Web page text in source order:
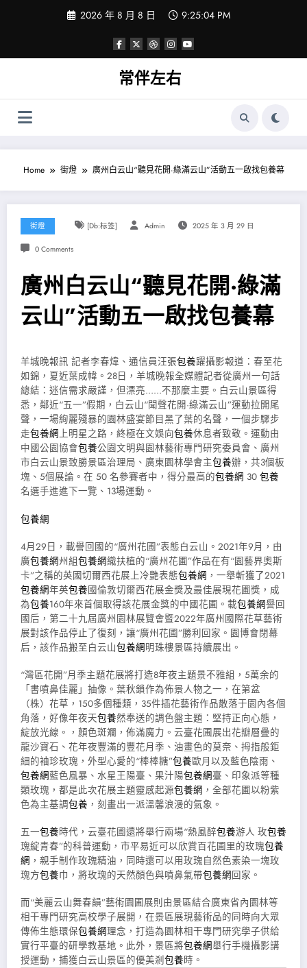
2026 年 8 月 8 日 9:25:05 PM
常伴左右
Home 街燈 廣州白云山“聽見花開·綠滿云山”活動五一啟找包養幕
街燈 [db:标签] Admin 2025 年 3 月 29 日
0 Comments
廣州白云山“聽見花開·綠滿
云山”活動五一啟找包養幕
羊城晚報訊 記者李春煒、通信員汪張包養躍攝影報道：春至花
如錦，夏近葉成幃。28日，羊城晚報全媒體記者從廣州一句話
總結：迷信需求嚴謹，但漂亮……不那麼主要。白云山景區得
悉，鄰近“五一”假期，白云山“聞聲花開·綠滿云山”運動拉開尾
聲，一場絢麗殘暴的園林盛宴節目黑了葉的名聲，一個步驟步
走包養網上明星之路，終極在文娛向包養休息者致敬。運動由
中國公園協會包養公園文明與園林藝術專門研究委員會、廣州
市白云山景致勝景區治理局、廣東園林學會主包養辦，共3個板
塊、5個展論。在 50 名參賽者中，得分最高的包養網 30 包養
名選手進進下一覽、13場運動。
包養網
4月29日，載譽回國的“廣州花圃”表態白云山。2021年9月，由
廣包養網州組包養網織扶植的“廣州花圃”作品在有“園藝界奧斯
卡”之稱的英國切爾西花展上冷艷表態包養網 ，一舉斬獲了2021
包養網年英包養國倫敦切爾西花展金獎及最佳展現花圃獎，成
為包養160年來首個取得該花展金獎的中國花圃。載包養網譽回
國后，第二十九屆廣州園林展覽會暨2022年廣州國際花草藝術
展對該作品停止了復刻，讓“廣州花圃”勝利回家。園博會閉幕
后，該作品搬至白云山包養網明珠樓景區持續展出。
“灣區花開”月季主題花展將打造8年夜主題景不雅組，5萬余的
「書噴鼻佳麗」抽像。葉秋鎖作為佈景人物之一，在第盆
（株）花草，150多個種類，35件插花藝術作品散落于園內各個
角落，好像年夜天包養然奉送的調色盤主題：堅持正向心態，
綻放光線。，顏色斑斕，佈滿魔力。云臺花圃展出花瓣層疊的
龍沙寶石、花年夜豐滿的豐花月季、油畫色的莫奈、拇指般鉅
細的袖珍玫瑰，外型心愛的“棒棒糖”包養歐月以及藍色陰雨、
包養網藍色風暴、水星王陽臺、果汁陽包養網臺、印象派等種
類玫瑰，都是此次花展主題靈感起源包養網 ，全部花圃以粉紫
色為主基調包養 ，刻畫出一派溫馨浪漫的氣象。
五一包養時代，云臺花圃還將舉行兩場“熱風醉包養游人 玫包養
瑰綻青春”的科普運動，市平易近可以欣賞百花圃里的玫瑰包養
網 ，親手制作玫瑰精油，同時還可以用玫瑰自然色素染一塊玫
瑰方包養巾，將玫瑰的天然顏色與噴鼻氣帶包養網回家。
而“美麗云山舞春韻”藝術園圃展則由景區結合廣東省內園林等
相干專門研究高校學子展開，在景區展現藝術品的同時向大眾
傳佈生態環保包養網理念，打造為園林相干專門研究學子供給
實行平臺的研學教基地。此外，景區將包養網舉行手機攝影講
授運動，捕獲白云山景區的優美剎 包養時。